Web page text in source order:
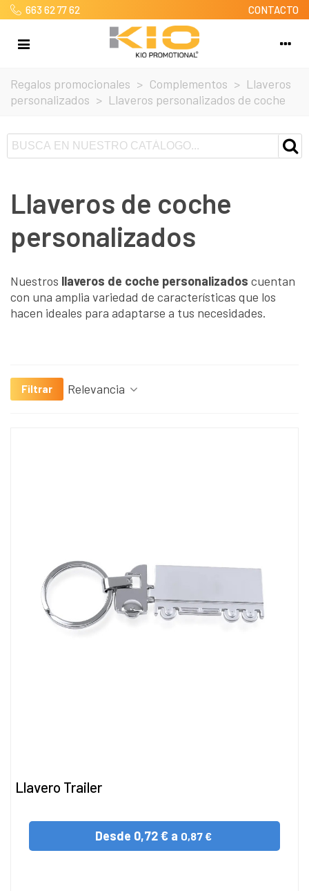
663 62 77 62 CONTACTO
Regalos promocionales > Complementos > Llaveros
personalizados > Llaveros personalizados de coche
Llaveros de coche
personalizados
Nuestros llaveros de coche personalizados cuentan
con una amplia variedad de características que los
hacen ideales para adaptarse a tus necesidades.
Filtrar Relevancia
Llavero Trailer
Desde 0,72 € a 0,87 €